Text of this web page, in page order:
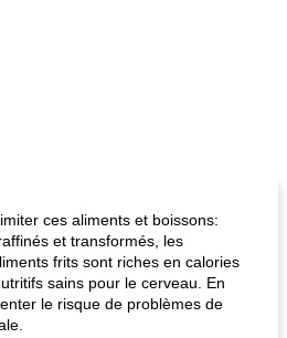
ces aliments et boissons:
et transformés, les
frits sont riches en calories
sains pour le cerveau. En
le risque de problèmes de